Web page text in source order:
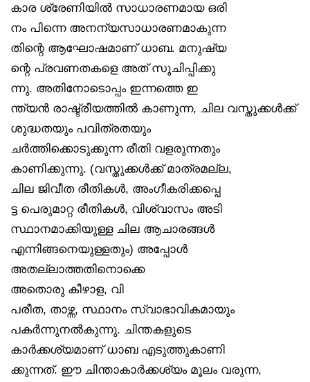
കാര ശ്രേണിയിൽ സാധാരണമായ ഒരി
നം പിന്നെ അനന്യസാധാരണമാകുന്ന
തിന്റെ ആഘോഷമാണ് ധാബ. മനുഷ്യ
ന്റെ പ്രവണതകളെ അത് സൂചിപ്പിക്കു
ന്നു. അതിനോടൊപ്പം ഇന്നത്തെ ഇ
ന്ത്യൻ രാഷ്ട്രീയത്തിൽ കാണുന്ന, ചില വസ്തുക്കൾക്ക്
ശുദ്ധതയും പവിത്രതയും
ചർത്തിക്കൊടുക്കുന്ന രീതി വളരുന്നതും
കാണിക്കുന്നു. (വസ്തുക്കൾക്ക് മാത്രമല്ല,
ചില ജിവീത രീതികൾ, അംഗീകരിക്കപ്പെ
ട്ട പെരുമാറ്റ രീതികൾ, വിശ്വാസം അടി
സ്ഥാനമാക്കിയുള്ള ചില ആചാരങ്ങൾ
എന്നിങ്ങനെയുള്ളതും) അപ്പോൾ
അതല്ലാത്തതിനൊക്കെ
അതൊരു കീഴാള, വി
പരീത, താഴ്ന്ന, സ്ഥാനം സ്വാഭാവികമായും
പകർന്നുനൽകുന്നു. ചിന്തകളുടെ
കാർക്കശ്യമാണ് ധാബ എടുത്തുകാണി
ക്കുന്നത്. ഈ ചിന്താകാർക്കശ്യം മൂലം വരുന്ന,